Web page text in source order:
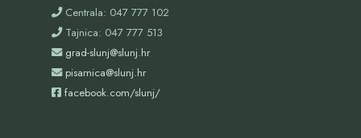
Centrala: 047 777 102
Tajnica: 047 777 513
grad-slunj@slunj.hr
pisarnica@slunj.hr
facebook.com/slunj/